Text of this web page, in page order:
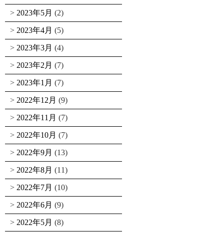
2023年5月 (2)
2023年4月 (5)
2023年3月 (4)
2023年2月 (7)
2023年1月 (7)
2022年12月 (9)
2022年11月 (7)
2022年10月 (7)
2022年9月 (13)
2022年8月 (11)
2022年7月 (10)
2022年6月 (9)
2022年5月 (8)